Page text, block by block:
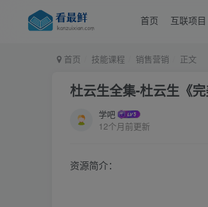
首页 互联项目
首页 技能课程 销售营销 正文
杜云生全集-杜云生《
学吧
12个月前更新
资源简介：